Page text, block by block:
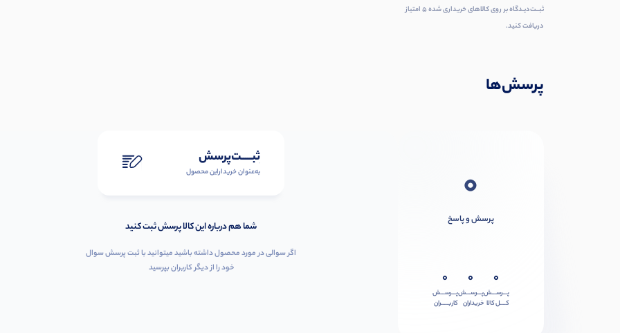
ثبــت‌دیـدگاه بر روی کالاهای خریداری شده ۵ امتیاز
دریافت کنید.
پرسش‌ها
0
پرسش و پاسخ
0
پـــرســـش
کــــل کالا
0
پـــرســـش
خریداران
0
پـــرســـش
کاربـــــران
ثبـــــت‌پرسش
به‌عنوان ‌خریدار‌این‌ محصول
شما هم درباره این کالا پرسش ثبت کنید
اگر سوالی در مورد محصول داشته باشید میتوانید با ثبت پرسش سوال
خود را از دیگر کاربران بپرسید